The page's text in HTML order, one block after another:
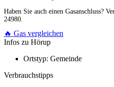
Haben Sie auch einen Gasanschluss?
24980.
🔥 Gas vergleichen
Infos zu Hörup
Ortstyp: Gemeinde
Verbrauchstipps